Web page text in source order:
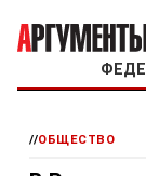
//ОБЩЕСТВО